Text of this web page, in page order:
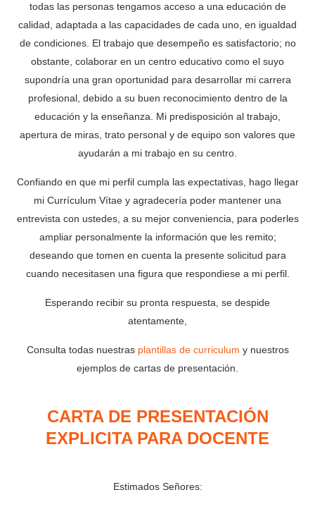
todas las personas tengamos acceso a una educación de
calidad, adaptada a las capacidades de cada uno, en igualdad
de condiciones. El trabajo que desempeño es satisfactorio; no
obstante, colaborar en un centro educativo como el suyo
supondría una gran oportunidad para desarrollar mi carrera
profesional, debido a su buen reconocimiento dentro de la
educación y la enseñanza. Mi predisposición al trabajo,
apertura de miras, trato personal y de equipo son valores que
ayudarán a mi trabajo en su centro.
Confiando en que mi perfil cumpla las expectativas, hago llegar
mi Currículum Vítae y agradecería poder mantener una
entrevista con ustedes, a su mejor conveniencia, para poderles
ampliar personalmente la información que les remito;
deseando que tomen en cuenta la presente solicitud para
cuando necesitasen una figura que respondiese a mi perfil.
Esperando recibir su pronta respuesta, se despide
atentamente,
Consulta todas nuestras plantillas de curriculum y nuestros
ejemplos de cartas de presentación.
CARTA DE PRESENTACIÓN
EXPLICITA PARA DOCENTE
Estimados Señores: